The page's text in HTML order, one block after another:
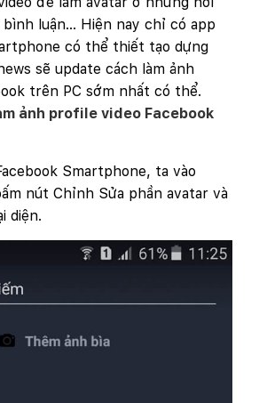
bình luận… Hiện nay chỉ có app
có thể thiết tạo dựng
sẽ update cách làm ảnh
trên PC sớm nhất có thể.
ảnh profile video Facebook
Smartphone, ta vào
nút Chỉnh Sửa phần avatar và
diện.